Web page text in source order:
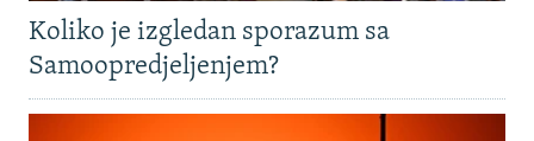
Koliko je izgledan sporazum sa
Samoopredjeljenjem?